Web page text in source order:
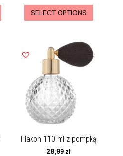
SELECT OPTIONS
Flakon 110 ml z pompką
28,99 zł